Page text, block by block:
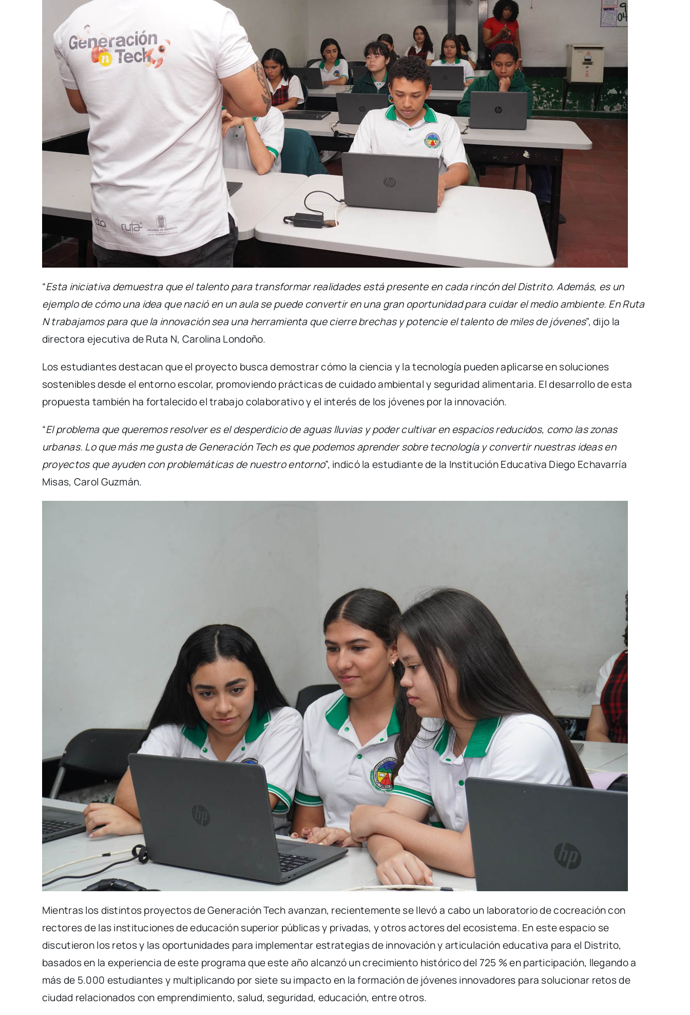
“Esta iniciativa demuestra que el talento para transformar realidades está presente en cada rincón del Distrito. Además, es un
ejemplo de cómo una idea que nació en un aula se puede convertir en una gran oportunidad para cuidar el medio ambiente. En Ruta
N trabajamos para que la innovación sea una herramienta que cierre brechas y potencie el talento de miles de jóvenes”, dijo la
directora ejecutiva de Ruta N, Carolina Londoño.
Los estudiantes destacan que el proyecto busca demostrar cómo la ciencia y la tecnología pueden aplicarse en soluciones
sostenibles desde el entorno escolar, promoviendo prácticas de cuidado ambiental y seguridad alimentaria. El desarrollo de esta
propuesta también ha fortalecido el trabajo colaborativo y el interés de los jóvenes por la innovación.
“El problema que queremos resolver es el desperdicio de aguas lluvias y poder cultivar en espacios reducidos, como las zonas
urbanas. Lo que más me gusta de Generación Tech es que podemos aprender sobre tecnología y convertir nuestras ideas en
proyectos que ayuden con problemáticas de nuestro entorno”, indicó la estudiante de la Institución Educativa Diego Echavarría
Misas, Carol Guzmán.
Mientras los distintos proyectos de Generación Tech avanzan, recientemente se llevó a cabo un laboratorio de cocreación con
rectores de las instituciones de educación superior públicas y privadas, y otros actores del ecosistema. En este espacio se
discutieron los retos y las oportunidades para implementar estrategias de innovación y articulación educativa para el Distrito,
basados en la experiencia de este programa que este año alcanzó un crecimiento histórico del 725 % en participación, llegando a
más de 5.000 estudiantes y multiplicando por siete su impacto en la formación de jóvenes innovadores para solucionar retos de
ciudad relacionados con emprendimiento, salud, seguridad, educación, entre otros.